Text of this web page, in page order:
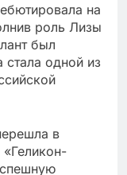
на
роль Лизы
был
одной из
в